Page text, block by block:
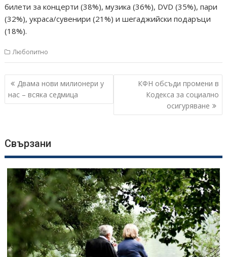
билети за концерти (38%), музика (36%), DVD (35%), пари
(32%), украса/сувенири (21%) и шегаджийски подаръци
(18%).
Любопитно
Навигация
Двама нови милионери у
нас – всяка седмица
КФН обсъди промени в
Кодекса за социално
осигуряване
Свързани